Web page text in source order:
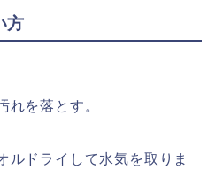
方
れを落とす。
ルドライして水気を取りま